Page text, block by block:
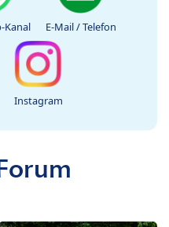
Kanal E-Mail / Telefon
Instagram